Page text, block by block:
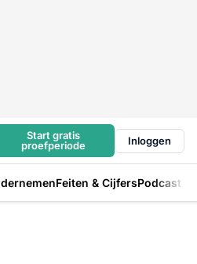
Start gratis
proefperiode
Inloggen
Feiten & CijfersPodcast